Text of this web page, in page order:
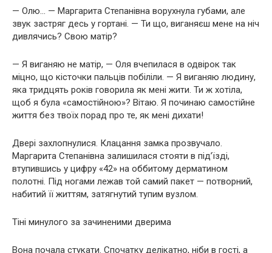
— Олю… — Маргарита Степанівна ворухнула губами, але
звук застряг десь у гортані. — Ти що, виганяєш мене на ніч
дивлячись? Свою матір?
— Я виганяю не матір, — Оля вчепилася в одвірок так
міцно, що кісточки пальців побіліли. — Я виганяю людину,
яка тридцять років говорила як мені жити. Ти ж хотіла,
щоб я була «самостійною»? Вітаю. Я починаю самостійне
життя без твоїх порад про те, як мені дихати!
Двері захлопнулися. Клацання замка прозвучало.
Маргарита Степанівна залишилася стояти в під’їзді,
втупившись у цифру «42» на оббитому дерматином
полотні. Під ногами лежав той самий пакет — потворний,
набитий її життям, затягнутий тупим вузлом.
Тіні минулого за зачиненими дверима
Вона почала стукати. Спочатку делікатно, ніби в гості, а